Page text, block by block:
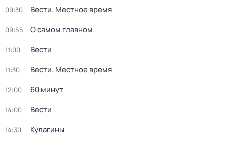
09:30 Вести. Местное время
09:55 О самом главном
11:00 Вести
11:30 Вести. Местное время
12:00 60 минут
14:00 Вести
14:30 Кулагины